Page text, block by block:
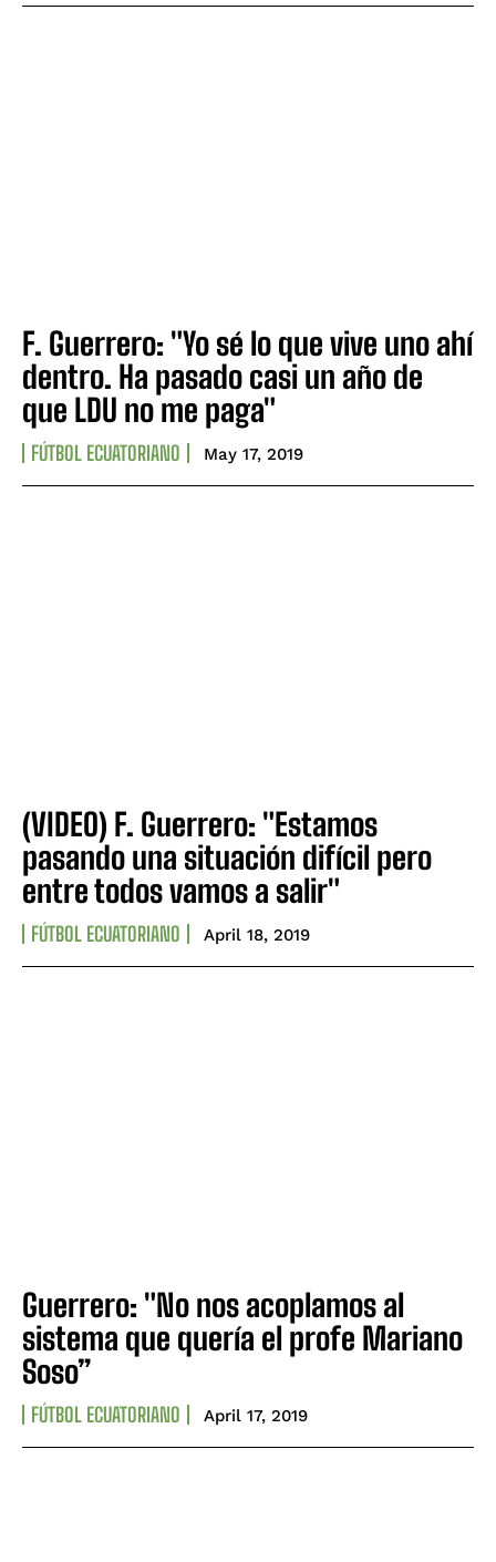
F. Guerrero: "Yo sé lo que vive uno ahí
dentro. Ha pasado casi un año de
que LDU no me paga"
FÚTBOL ECUATORIANO May 17, 2019
(VIDEO) F. Guerrero: "Estamos
pasando una situación difícil pero
entre todos vamos a salir"
FÚTBOL ECUATORIANO April 18, 2019
Guerrero: "No nos acoplamos al
sistema que quería el profe Mariano
Soso”
FÚTBOL ECUATORIANO April 17, 2019